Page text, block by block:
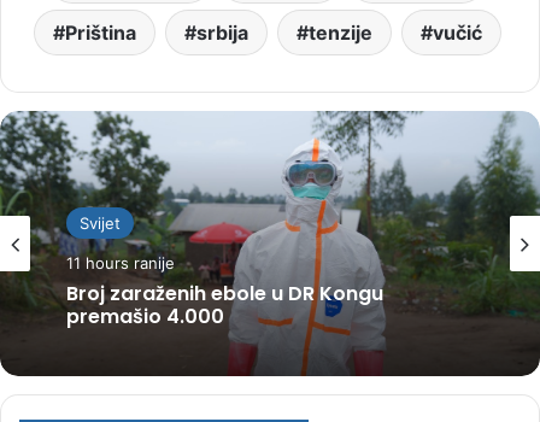
Priština srbija tenzije vučić
Svijet
11 hours ranije
Broj zaraženih ebole u DR Kongu
premašio 4.000
Svijet
11 hours ranije